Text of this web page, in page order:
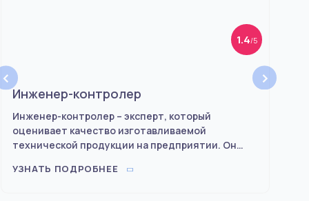
‹
1.4/5
Инженер-контролер
Инженер-контролер – эксперт, который
оценивает качество изготавливаемой
технической продукции на предприятии. Он
элементы соответствовали данным в
УЗНАТЬ ПОДРОБНЕЕ
›